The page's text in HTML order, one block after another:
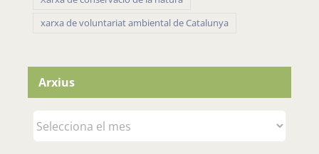
Xarxa de conservacio de la natura
Arxius